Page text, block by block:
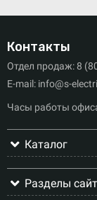
Контакты
Отдел продаж: 8
E-mail: info@s-
Часы работы
Каталог
Разделы